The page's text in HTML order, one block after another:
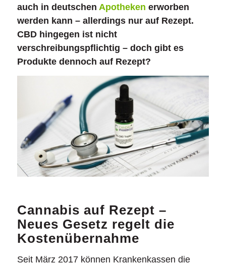
auch in deutschen Apotheken erworben
werden kann – allerdings nur auf Rezept.
CBD hingegen ist nicht
verschreibungspflichtig – doch gibt es
Produkte dennoch auf Rezept?
Cannabis auf Rezept –
Neues Gesetz regelt die
Kostenübernahme
Seit März 2017 können Krankenkassen die